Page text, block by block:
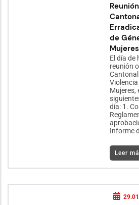
de
El día de
reunión
Mujeres,
día: 1.
Informe
Leer